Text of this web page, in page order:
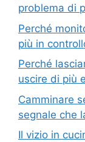
problema di
Perché
più in
Perché
uscire di più
Camminare
segnale che
Il vizio in